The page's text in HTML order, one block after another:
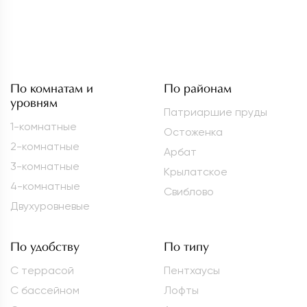
По комнатам и
уровням
1-комнатные
2-комнатные
3-комнатные
4-комнатные
Двухуровневые
По районам
Патриаршие пруды
Остоженка
Арбат
Крылатское
Свиблово
По удобству
С террасой
С бассейном
По типу
Пентхаусы
Лофты